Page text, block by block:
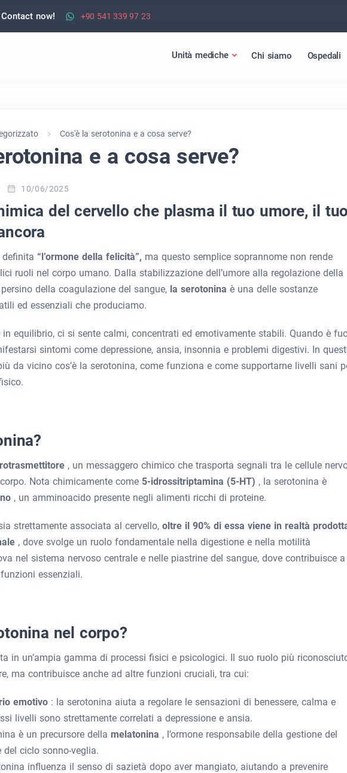
now! +90 541 339 97 23
Unità mediche Chi siamo Ospedali
Cos'è la serotonina e a cosa serve?
e a cosa serve?
10/06/2025
del cervello che plasma il tuo umore, il tuo
definita “l’ormone della felicità”, ma questo semplice soprannome non rende
ruoli nel corpo umano. Dalla stabilizzazione dell’umore alla regolazione della
della coagulazione del sangue, la serotonina è una delle sostanze
ed essenziali che produciamo.
equilibrio, ci si sente calmi, concentrati ed emotivamente stabili. Quando è
sintomi come depressione, ansia, insonnia e problemi digestivi. In
da vicino cos’è la serotonina, come funziona e come supportarne livelli sani
, un messaggero chimico che trasporta segnali tra le cellule
Nota chimicamente come 5-idrossitriptamina (5-HT) , la serotonina è
, un amminoacido presente negli alimenti ricchi di proteine.
strettamente associata al cervello, oltre il 90% di essa viene in realtà
, dove svolge un ruolo fondamentale nella digestione e nella motilità
nel sistema nervoso centrale e nelle piastrine del sangue, dove contribuisce a
essenziali.
nel corpo?
in un’ampia gamma di processi fisici e psicologici. Il suo ruolo più
ma contribuisce anche ad altre funzioni cruciali, tra cui:
emotivo : la serotonina aiuta a regolare le sensazioni di benessere, calma e
livelli sono strettamente correlati a depressione e ansia.
è un precursore della melatonina , l’ormone responsabile della gestione del
ciclo sonno-veglia.
influenza il senso di sazietà dopo aver mangiato, aiutando a prevenire